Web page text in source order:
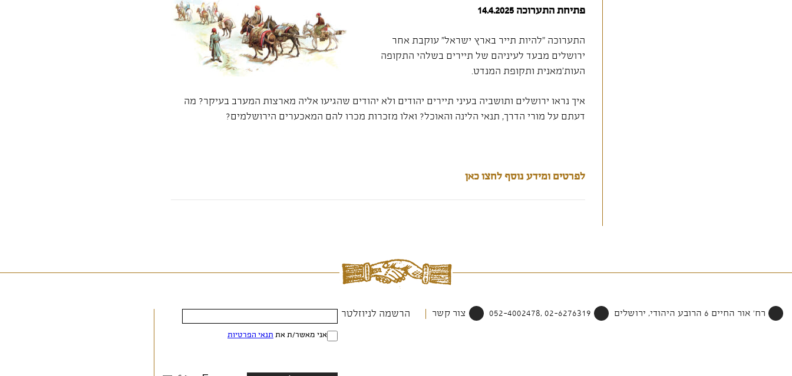
פתיחת התערוכה 14.4.2025
התערוכה “להיות תייר בארץ ישראל” עוקבת אחר
ירושלים מבעד לעיניהם של תיירים בשלהי התקופה
העות'מאנית ותקופת המנדט.
איך נראו ירושלים ותושביה בעיני תיירים יהודים ולא יהודים שהגיעו אליה מארצות המערב בעיקר? מה
דעתם על מורי הדרך, תנאי הלינה והאוכל? ואלו מזכרות מכרו להם המאכערים הירושלמים?
לפרטים ומידע נוסף לחצו כאן
רח' אור החיים 6 הרובע היהודי, ירושלים 02-6276319 ,052-4002478 צור קשר הרשמה לניוזלטר
אני מאשר/ת את תנאי הפרטיות